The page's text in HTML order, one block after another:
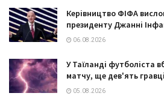
Керівництво ФІФА
президенту Джанні
06.08.2026
У Таїланді футболіста
матчу, ще дев'ять
05.08.2026